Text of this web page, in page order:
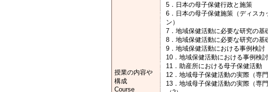
授業の内容や
構成
Course
5．日本の母子
6．日本の母子保健施策（ディスカ
7．地域保健活
8．地域保健活動に必要な研究の基
9．地域保
10．地域保健活動における事例検討
11．助産所に
12．地域母子
13．地域母子保健活動の実際（専